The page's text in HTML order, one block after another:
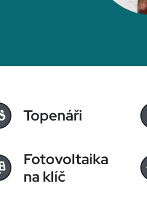
Topenáři
Fotovoltaika
na klíč